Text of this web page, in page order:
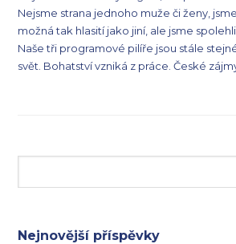
Nejsme strana jednoho muže či ženy,
možná tak hlasití jako jiní, ale jsme
Naše tři programové pilíře jsou stále
svět. Bohatství vzniká z práce. České
Nejnovější příspěvky